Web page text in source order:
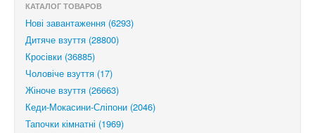
КАТАЛОГ ТОВАРОВ
Нові завантаження (6293)
Дитяче взуття (28800)
Кросівки (36885)
Чоловіче взуття (17)
Жіноче взуття (26663)
Кеди-Мокасини-Сліпони (2046)
Тапочки кімнатні (1969)